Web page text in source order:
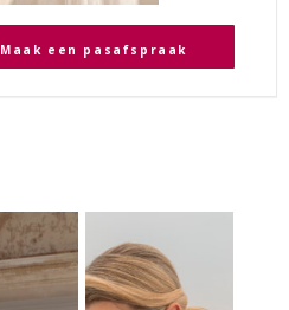
Maak een pasafspraak